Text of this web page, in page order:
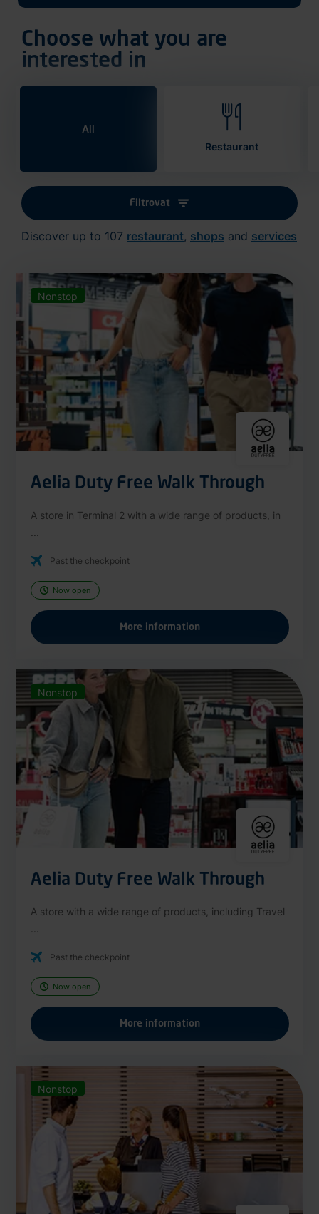
Choose what you are
interested in
All
Restaurant
Filtrovat
Discover up to 107 restaurant, shops and services
Nonstop
Aelia Duty Free Walk Through
A store in Terminal 2 with a wide range of products, in
Past the checkpoint
Now open
More information
Nonstop
Aelia Duty Free Walk Through
A store with a wide range of products, including Travel
Past the checkpoint
Now open
More information
Nonstop